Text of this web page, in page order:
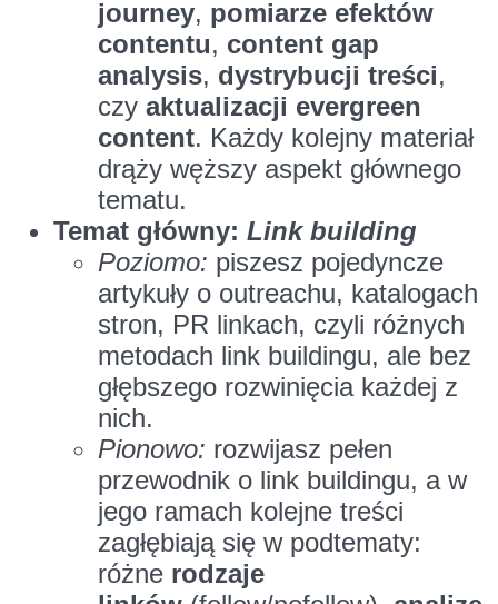
journey, pomiarze efektów
contentu, content gap
analysis, dystrybucji treści,
czy aktualizacji evergreen
content. Każdy kolejny materiał
drąży węższy aspekt głównego
tematu.
Temat główny: Link building
Poziomo: piszesz pojedyncze
artykuły o outreachu, katalogach
stron, PR linkach, czyli różnych
metodach link buildingu, ale bez
głębszego rozwinięcia każdej z
nich.
Pionowo: rozwijasz pełen
przewodnik o link buildingu, a w
jego ramach kolejne treści
zagłębiają się w podtematy:
różne rodzaje